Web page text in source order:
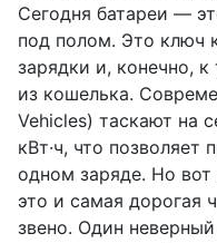
Сегодня батареи —
под полом. Это ключ
зарядки и, конечно,
из кошелька.
Vehicles) таскают на
кВт·ч, что
одном заряде. Но
это и самая дорогая
звено. Один